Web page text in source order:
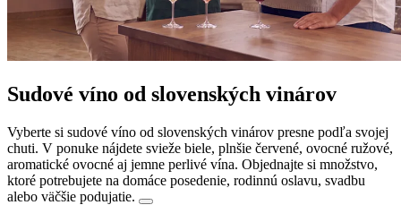
Sudové víno od slovenských vinárov
Vyberte si sudové víno od slovenských vinárov presne podľa svojej
chuti. V ponuke nájdete svieže biele, plnšie červené, ovocné ružové,
aromatické ovocné aj jemne perlivé vína. Objednajte si množstvo,
ktoré potrebujete na domáce posedenie, rodinnú oslavu, svadbu
alebo väčšie podujatie.